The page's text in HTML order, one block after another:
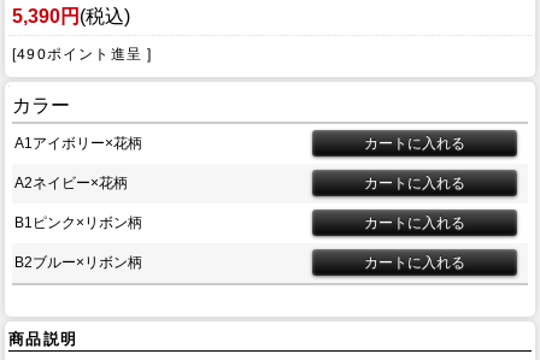
5,390円 (税込)
[490ポイント進呈 ]
カラー
A1アイボリー×花柄
A2ネイビー×花柄
B1ピンク×リボン柄
B2ブルー×リボン柄
商品説明